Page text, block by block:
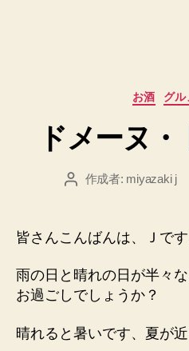
お酒 グ
ドメーヌ
投 作成者: miyazaki j
皆さんこんばんは、Ｊです
雨の日と晴れの日が半々
お過ごしでしょうか？
晴れると暑いです、夏が近